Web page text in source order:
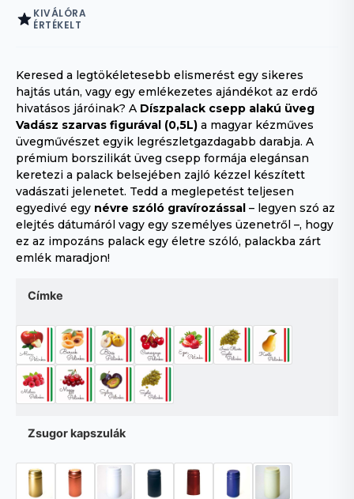
KIVÁLÓRA
ÉRTÉKELT
Keresed a legtökéletesebb elismerést egy sikeres
hajtás után, vagy egy emlékezetes ajándékot az erdő
hivatásos járóinak? A Díszpalack csepp alakú üveg
Vadász szarvas figurával (0,5L) a magyar kézműves
üvegművészet egyik legrészletgazdagabb darabja. A
prémium borszilikát üveg csepp formája elegánsan
keretezi a palack belsejében zajló kézzel készített
vadászati jelenetet. Tedd a meglepetést teljesen
egyedivé egy névre szóló gravírozással – legyen szó az
elejtés dátumáról vagy egy személyes üzenetről –, hogy
ez az impozáns palack egy életre szóló, palackba zárt
emlék maradjon!
Címke
Zsugor kapszulák